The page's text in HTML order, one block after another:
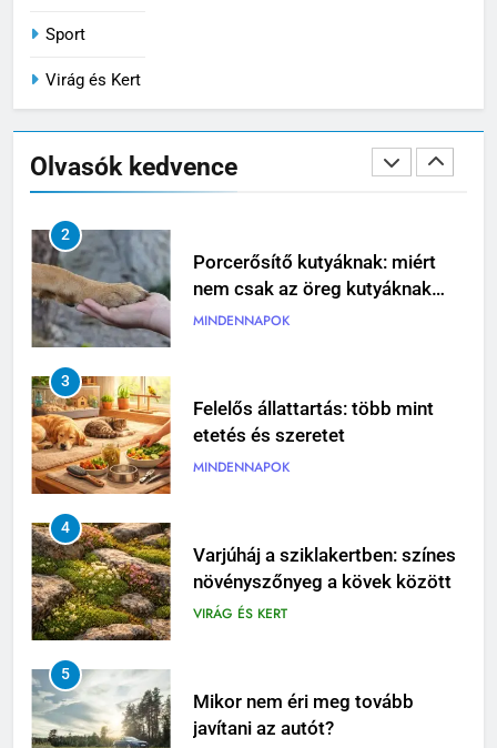
Sport
Virág és Kert
Olvasók kedvence
1
így alakíts ki átlátható
dokumentumkezelést
MINDENNAPOK
2
Porcerősítő kutyáknak: miért
nem csak az öreg kutyáknak
fontos?
MINDENNAPOK
3
Felelős állattartás: több mint
etetés és szeretet
MINDENNAPOK
4
Varjúháj a sziklakertben: színes
növényszőnyeg a kövek között
VIRÁG ÉS KERT
5
Mikor nem éri meg tovább
javítani az autót?